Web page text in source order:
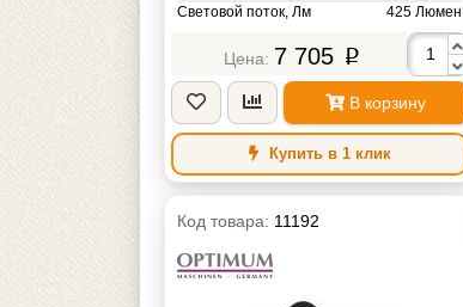
Световой поток, Лм
425 Люмен
4000-4500К (Теплый белый) Кельвин
AC ~220V Вольт
Масса
7 705 p
В корзину
Купить в 1 клик
Код товара: 11192